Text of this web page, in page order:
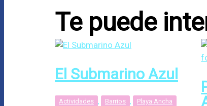
Te puede
El Submarino Azul
Actividades Barrios Playa Ancha